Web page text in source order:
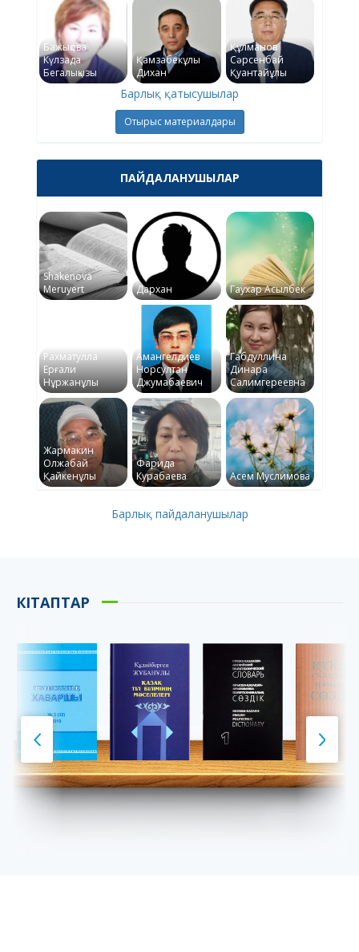
Бажықова
Күлзада
Бегалықызы
Қамзабекұлы
Дихан
Құлманов
Сәрсенбай
Қуантайұлы
Барлық қатысушылар
Отырыс материалдары
ПАЙДАЛАНУШЫЛАР
Shakenova
Meruyert
Дархан Гаухар Асылбек
Рахматулла
Ерғали
Нұржанұлы
Амангелдиев
Норсултан
Джумабаевич
Габдуллина
Динара
Салимгереевна
Жармакин
Олжабай
Қайкенұлы
Фарида
Курабаева
Асем Муслимова
Барлық пайдаланушылар
КІТАПТАР